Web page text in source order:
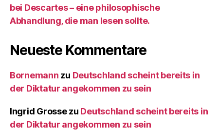
bei Descartes – eine philosophische
Abhandlung, die man lesen sollte.
Neueste Kommentare
Bornemann zu Deutschland scheint bereits in
der Diktatur angekommen zu sein
Ingrid Grossezu Deutschland scheint bereits in
der Diktatur angekommen zu sein